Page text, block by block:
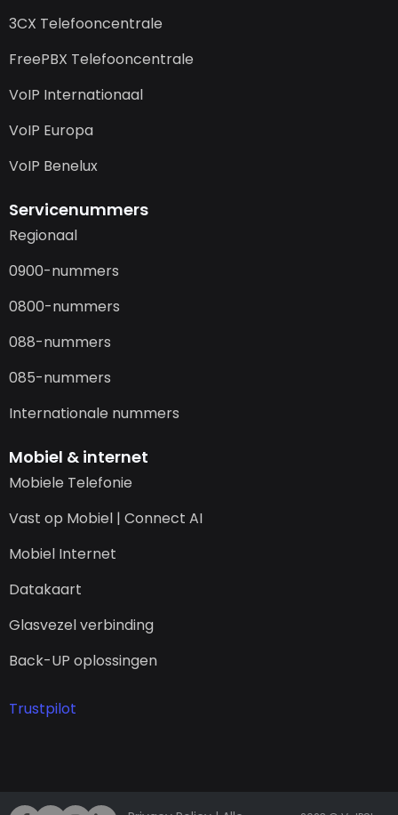
3CX Telefooncentrale
FreePBX Telefooncentrale
VoIP Internationaal
VoIP Europa
VoIP Benelux
Servicenummers
Regionaal
0900-nummers
0800-nummers
088-nummers
085-nummers
Internationale nummers
Mobiel & internet
Mobiele Telefonie
Vast op Mobiel | Connect AI
Mobiel Internet
Datakaart
Glasvezel verbinding
Back-UP oplossingen
Trustpilot